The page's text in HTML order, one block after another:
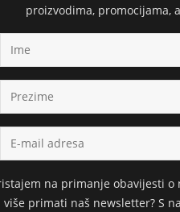
proizvodima, promocijama,
na primanje obavijesti
više primati naš newsletter? S